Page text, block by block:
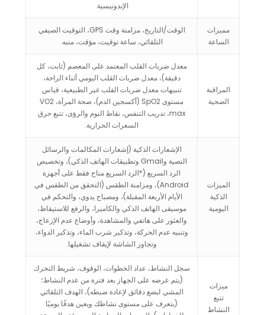
الإندونيسية.
مميزات
الساعة
الوقت/التاريخ، مزامنة وقت GPS، التوقيت الصيفي
التلقائي، ساعة توقيت، مؤقت، منبه.
المراقبة
الصحية
معدل ضربات القلب المعتمد على المعصم (ثابت، كل
دقيقة)، معدل ضربات القلب اليومي أثناء الراحة،
تنبيهات معدل ضربات القلب غير الطبيعية، قياس
مستوى SpO2 (أكسجين الدم)، صحة المرأة، VO2
max، تدريب التنفس، نقاط النوم والرؤى، تتبع حرق
السعرات الحرارية.
الميزات
الذكية
اليومية
الإشعارات الذكية (إشعارات المكالمات والرسائل
النصية وGmail وتطبيقات الهاتف الذكي)، وتخصيص
الرد السريع (*الرد السريع متاح فقط على أجهزة
Android)، ومزامنة الطقس (التحقق من الطقس في
الأيام الأربعة المقبلة)، ومصباح يدوي، والتحكم في
موسيقى الهاتف الذكي والكاميرا، والرفع للاستيقاظ،
والعثور على هاتفي والمشاهدة، وأوضاع عدم الإزعاج،
وتنبيه عدم الحركة، وتذكير شرب الماء، وتذكير الدواء،
وتجاوز الشاشة لإيقاف تشغيلها.
ميزات
تتبع
النشاط
سجل النشاط، عداد الخطوات، الوقوف، شريط التحرك
(يتم عرضه على الجهاز بعد فترة من عدم النشاط؛
المشي لبضع دقائق لإعادة ضبطه)، الهدف التلقائي
(يتعرف على مستوى نشاطك ويعين هدفًا يوميًا